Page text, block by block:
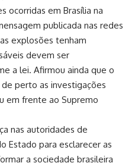
ocorridas em Brasília na
publicada nas redes
explosões tenham
devem ser
a lei. Afirmou ainda que o
perto as investigações
em frente ao Supremo
nas autoridades de
Estado para esclarecer as
a sociedade brasileira